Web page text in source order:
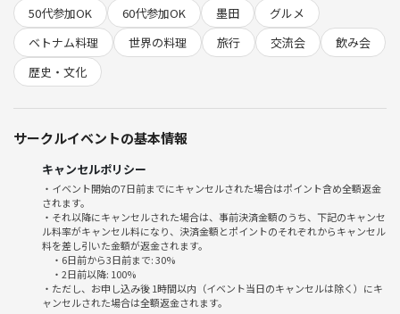
さいサイズにしたんですが，それでも多かったです。全体的にボリュー
ム満点で良心的だと思います。」
「メニューが本当に豊富！なんとなーく入ったお店。なにかの打ち上げ
の団体さんが盛り上がっていましたので、そちらの対応に忙しそうでし
た。小腹を満たすためによりましたが、こんなにメニューの多いベトナ
ム料理店は初めて。」
■ 飲食代の支払いについて
・料理はテーブル単位でシェアをして、割り勘とし、個別で飲み物など
単品注文する場合は各自注文分をお支払いください。
・会計はまとめてやります。小銭のお釣りは原則「つなげーとポイン
ト」で送りますのであらかじめご了承ください。
■ 参加費及びキャンセル料について
・つなげーとの参加費にお店に対するキャンセル料も含まれていますの
50代参加OK
60代参加OK 墨田
グルメ
ベトナム料理
世界の料理 旅行 交流会
飲み会
歴史・文化
サークルイベントの基本情報
キャンセルポリシー
・イベント開始の7日前までにキャンセルされた場合はポイント含め全額返金
されます。
・それ以降にキャンセルされた場合は、事前決済金額のうち、下記のキャンセ
ル料率がキャンセル料になり、決済金額とポイントのそれぞれからキャンセル
料を差し引いた金額が返金されます。
・6日前から3日前まで: 30%
・2日前以降: 100%
・ただし、お申し込み後 1時間以内（イベント当日のキャンセルは除く）にキ
ャンセルされた場合は全額返金されます。